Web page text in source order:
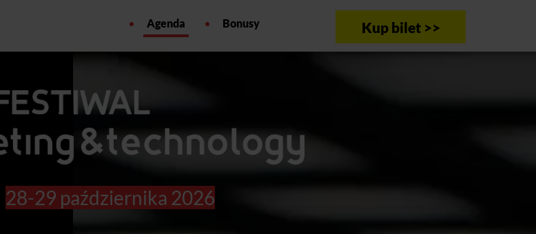
Kup bilet >>
Agenda Bonusy
28-29 października 2026